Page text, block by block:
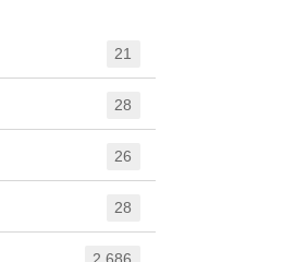
21
28
26
28
2,686